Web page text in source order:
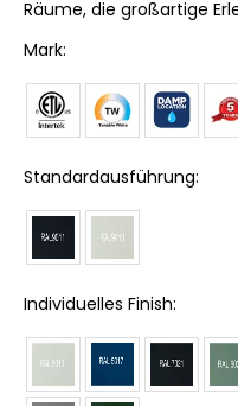
Räume, die großartige
Mark:
Standardausführung:
Individuelles Finish: